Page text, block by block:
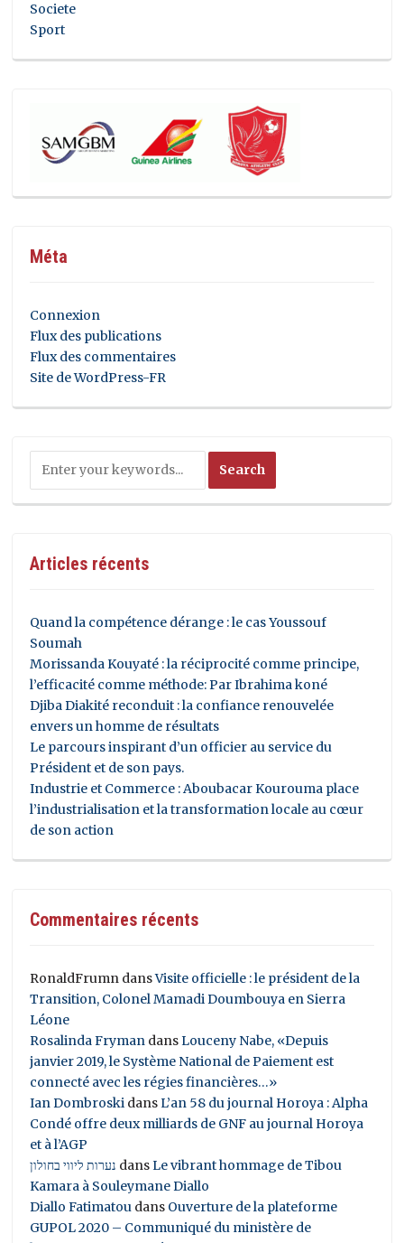
Societe
Sport
Méta
Connexion
Flux des publications
Flux des commentaires
Site de WordPress-FR
Articles récents
Quand la compétence dérange : le cas Youssouf
Soumah
Morissanda Kouyaté : la réciprocité comme principe,
l’efficacité comme méthode: Par Ibrahima koné
Djiba Diakité reconduit : la confiance renouvelée
envers un homme de résultats
Le parcours inspirant d’un officier au service du
Président et de son pays.
Industrie et Commerce : Aboubacar Kourouma place
l’industrialisation et la transformation locale au cœur
de son action
Commentaires récents
RonaldFrumn dansVisite officielle : le président de la
Transition, Colonel Mamadi Doumbouya en Sierra
Léone
Rosalinda Fryman dansLouceny Nabe, «Depuis
janvier 2019, le Système National de Paiement est
connecté avec les régies financières…»
Ian Dombroski dansL’an 58 du journal Horoya : Alpha
Condé offre deux milliards de GNF au journal Horoya
et à l’AGP
נערות ליווי בחולון dansLe vibrant hommage de Tibou
Kamara à Souleymane Diallo
Diallo Fatimatou dans Ouverture de la plateforme
GUPOL 2020 – Communiqué du ministère de